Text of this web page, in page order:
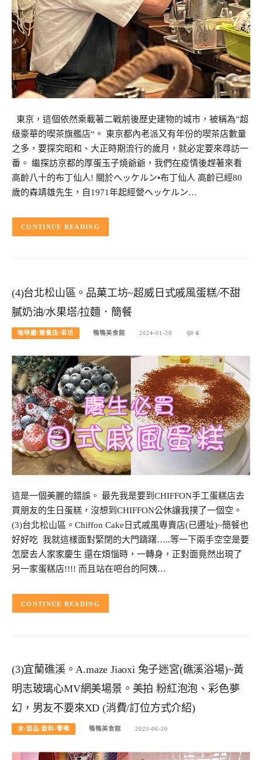
東京，這個依然乘載著二戰前後歷史建物的城市，被稱為”超
級豪華的喫茶旗艦店“。 東京都內老派又有年份的喫茶店數量
之多，要探究昭和、大正時期流行的歲月，就必定要來尋訪一
番。 繼探訪京都的厚蛋玉子燒爺爺，我們在疫情後趕著來看
高齡八十的布丁仙人! 關於ヘッケルン•布丁仙人 高齡已經80
歲的森靖雄先生，自1971年起經營ヘッケルン…
CONTINUE READING
(4)台北松山區。品菓工坊~超威日式戚風蛋糕/不甜
膩奶油/水果塔/拉麵．簡餐
咖啡廳/簡餐店/茶坊 鴨鴨美食館 2024-01-28 6
這是一個美麗的錯誤。 最先我是要到CHIFFON手工蛋糕店去
買朋友的生日蛋糕，沒想到CHIFFON公休讓我撲了一個空。
(3)台北松山區。Chiffon Cake日式戚風專賣店(已遷址)~簡餐也
好好吃 我就這樣面對緊閉的大門躊躇…..等一下兩手空空是要
怎麼去人家家慶生 還在煩惱時，一轉身，正對面竟然出現了
另一家蛋糕店!!!! 而且站在吧台的阿姨…
CONTINUE READING
(3)宜蘭礁溪。A.maze Jiaoxi 兔子迷宮(礁溪浴場)~黃
明志玻璃心MV網美場景。美拍 粉紅泡泡、彩色夢
幻，男友不要來XD (消費/訂位方式介紹)
冰/甜品/飲料/零嘴 鴨鴨美食館 2023-06-20